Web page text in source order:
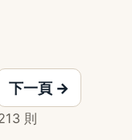
下一頁 →
則